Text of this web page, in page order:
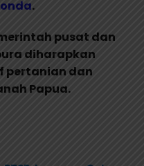
.
pusat dan
diharapkan
pertanian dan
Papua.